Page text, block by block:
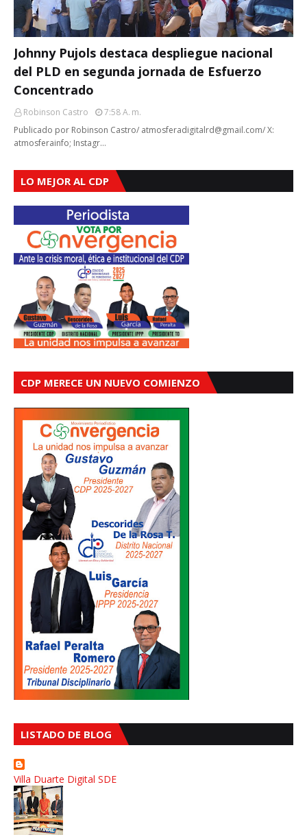
Johnny Pujols destaca despliegue nacional
del PLD en segunda jornada de Esfuerzo
Concentrado
Robinson Castro
7:58 A. M.
Publicado por Robinson Castro/ atmosferadigitalrd@gmail.com/ X:
atmosferainfo; Instagr…
LO MEJOR AL CDP
CDP MERECE UN NUEVO COMIENZO
LISTADO DE BLOG
Villa Duarte Digital SDE